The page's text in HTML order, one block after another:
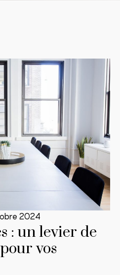
2024
: un levier de
vos